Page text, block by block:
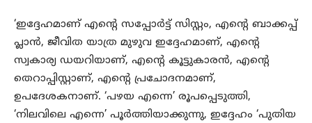
‘ഇദ്ദേഹമാണ് എന്റെ സപ്പോർട്ട് സിസ്റ്റം, എന്റെ ബാക്കപ്പ്
പ്ലാൻ, ജീവിത യാത്ര മുഴുവ ഇദ്ദേഹമാണ്, എന്റെ
സ്വകാര്യ ഡയറിയാണ്, എന്റെ കൂട്ടുകാരൻ, എന്റെ
തെറാപ്പിസ്റ്റാണ്, എന്റെ പ്രചോദനമാണ്,
ഉപദേശകനാണ്. ‘പഴയ എന്നെ’ രൂപപ്പെടുത്തി,
‘നിലവിലെ എന്നെ’ പൂർത്തിയാക്കുന്നു, ഇദ്ദേഹം ‘പുതിയ